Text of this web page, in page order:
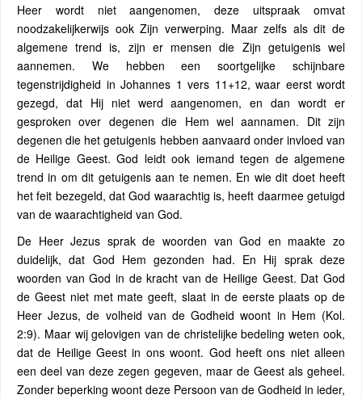
Heer wordt niet aangenomen, deze uitspraak omvat
noodzakelijkerwijs ook Zijn verwerping. Maar zelfs als dit de
algemene trend is, zijn er mensen die Zijn getuigenis wel
aannemen. We hebben een soortgelijke schijnbare
tegenstrijdigheid in Johannes 1 vers 11+12, waar eerst wordt
gezegd, dat Hij niet werd aangenomen, en dan wordt er
gesproken over degenen die Hem wel aannamen. Dit zijn
degenen die het getuigenis hebben aanvaard onder invloed van
de Heilige Geest. God leidt ook iemand tegen de algemene
trend in om dit getuigenis aan te nemen. En wie dit doet heeft
het feit bezegeld, dat God waarachtig is, heeft daarmee getuigd
van de waarachtigheid van God.
De Heer Jezus sprak de woorden van God en maakte zo
duidelijk, dat God Hem gezonden had. En Hij sprak deze
woorden van God in de kracht van de Heilige Geest. Dat God
de Geest niet met mate geeft, slaat in de eerste plaats op de
Heer Jezus, de volheid van de Godheid woont in Hem (Kol.
2:9). Maar wij gelovigen van de christelijke bedeling weten ook,
dat de Heilige Geest in ons woont. God heeft ons niet alleen
een deel van deze zegen gegeven, maar de Geest als geheel.
Zonder beperking woont deze Persoon van de Godheid in ieder,